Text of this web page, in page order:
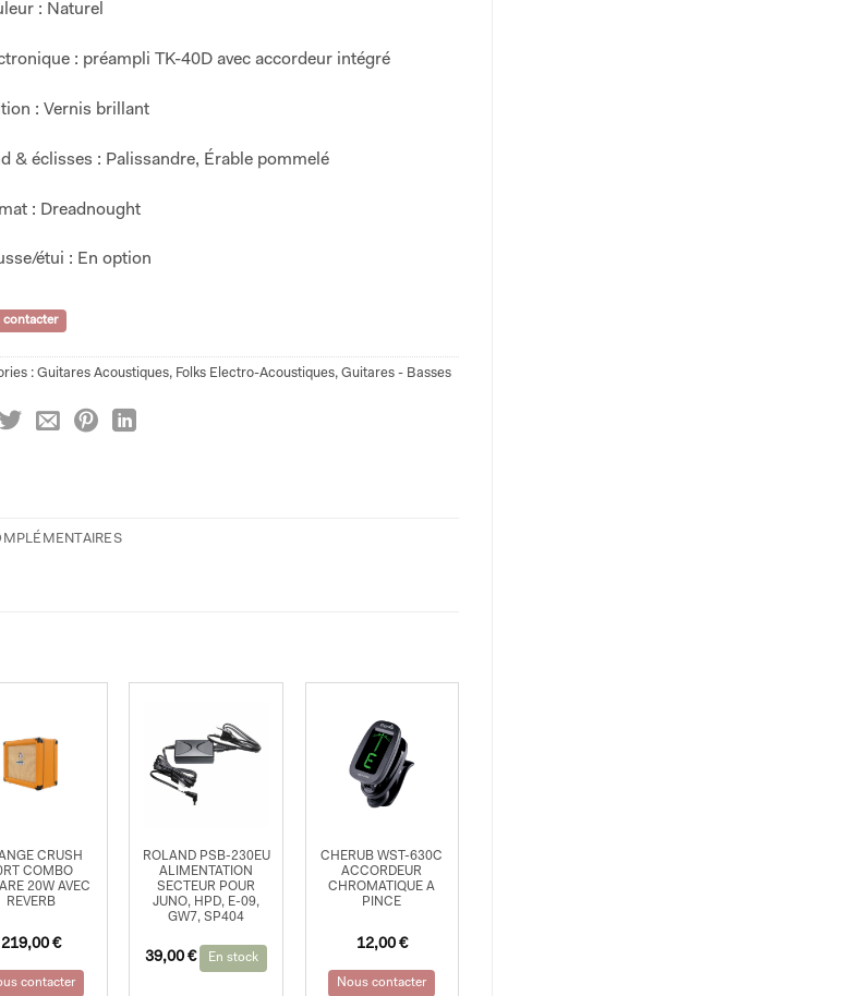
: Naturel
: préampli TK-40D avec accordeur intégré
: Vernis brillant
& éclisses : Palissandre, Érable pommelé
: Dreadnought
étui : En option
contacter
: Guitares Acoustiques, Folks Electro-Acoustiques, Guitares - Basses
CRUSH
COMBO
20W AVEC
REVERB
219,00 €
contacter
ROLAND PSB-230EU
ALIMENTATION
SECTEUR POUR
JUNO, HPD, E-09,
GW7, SP404
39,00€ En stock
CHERUB WST-630C
ACCORDEUR
CHROMATIQUE A
PINCE
12,00 €
Nous contacter